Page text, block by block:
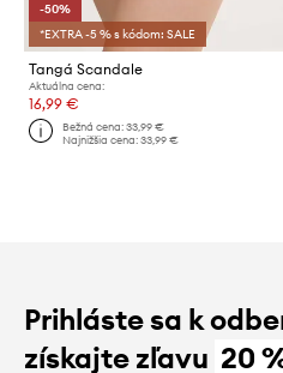
-50%
*EXTRA -5 % s kódom: SALE
Tangá Scandale
Aktuálna cena:
16,99 €
Bežná cena:33,99 €
Najnižšia cena:33,99 €
Prihláste sa k
získajte zľavu 20